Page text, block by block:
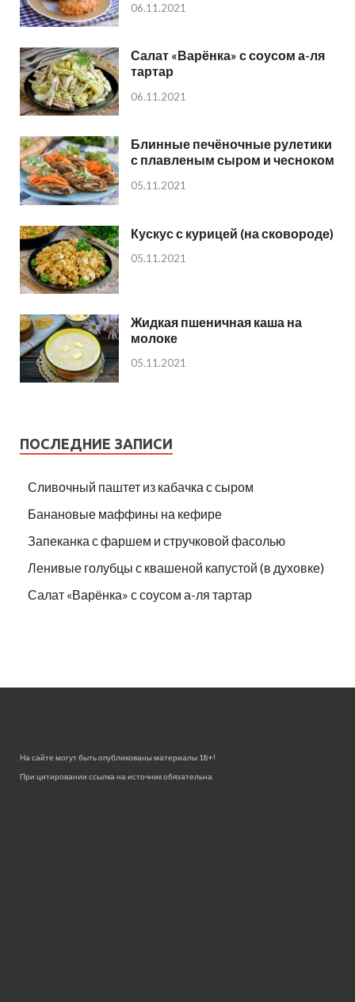
06.11.2021
Салат «Варёнка» с соусом а-ля
тартар
06.11.2021
Блинные печёночные рулетики
с плавленым сыром и чесноком
05.11.2021
Кускус с курицей (на сковороде)
05.11.2021
Жидкая пшеничная каша на
молоке
05.11.2021
ПОСЛЕДНИЕ ЗАПИСИ
Сливочный паштет из кабачка с сыром
Банановые маффины на кефире
Запеканка с фаршем и стручковой фасолью
Ленивые голубцы с квашеной капустой (в духовке)
Салат «Варёнка» с соусом а-ля тартар
На сайте могут быть опубликованы материалы 18+!
При цитировании ссылка на источник обязательна.